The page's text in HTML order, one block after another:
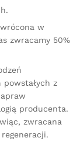
w
zwracamy 50%
powstałych z
producenta.
zwracana